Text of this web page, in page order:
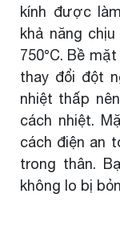
kính được
khả năng chịu
750°C. Bề
thay đổi đột
nhiệt thấp
cách nhiệt.
cách điện an
trong thân.
không lo bị